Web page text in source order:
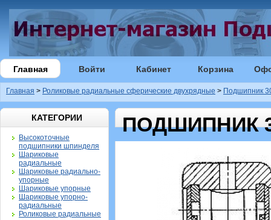
Главная Войти Кабинет Корзина
Главная > Роликовые радиальные сферические двухрядные > Подшипник
КАТЕГОРИИ
Высокоточные
подшипники шпинделя
Шариковые
радиальные
Шариковые радиально-
упорные
Шариковые упорные
Шариковые упорно-
радиальные
Роликовые радиальные
ПОДШИПНИК